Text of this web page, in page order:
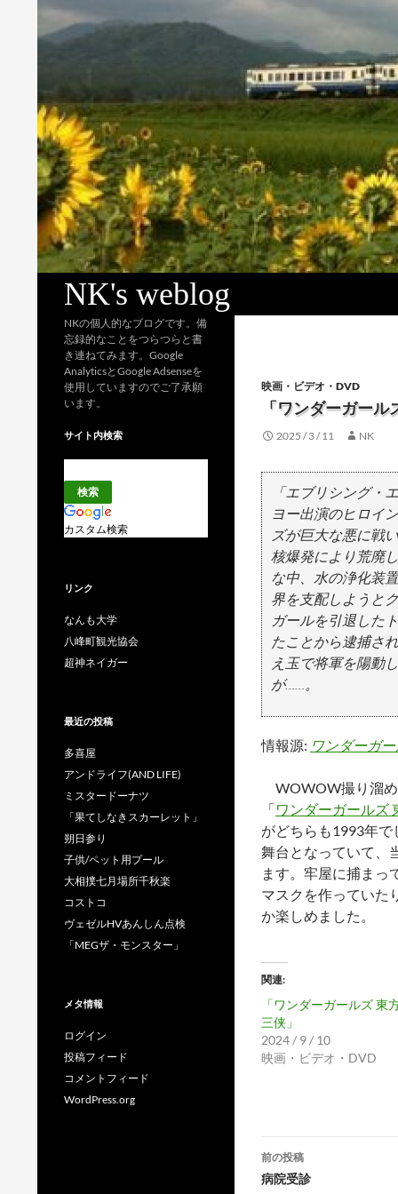
NK's weblog
映画・ビデオ・DVD
「ワンダーガール
2025 / 3 / 11 NK
「エブリシング・
ヨー出演のヒロイ
ズが巨大な悪に戦い
核爆発により荒廃
な中、水の浄化装
界を支配しようと
ガールを引退した
たことから逮捕さ
え玉で将軍を陽動
が……。
情報源: ワンダーガ
WOWOW撮り溜
「ワンダーガールズ
がどちらも1993年
舞台となっていて、
ます。牢屋に捕まっ
マスクを作っていた
か楽しめました。
関連
「ワンダーガールズ 東
三侠」
2024 / 9 / 10
映画・ビデオ・DVD
投
稿
前の投稿
病院受診
NKの個人的なブログです。備
忘録的なことをつらつらと書
き連ねてみます。Google
AnalyticsとGoogle Adsenseを
使用していますのでご了承願
います。
サイト内検索
カスタム検索
リンク
なんも大学
八峰町観光協会
超神ネイガー
最近の投稿
多喜屋
アンドライフ(AND LIFE)
ミスタードーナツ
「果てしなきスカーレット」
朔日参り
子供/ペット用プール
大相撲七月場所千秋楽
コストコ
ヴェゼルHVあんしん点検
「MEGザ・モンスター」
メタ情報
ログイン
投稿フィード
コメントフィード
WordPress.org